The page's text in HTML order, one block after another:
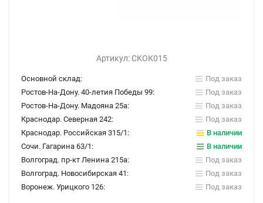
Артикул: СКОК015
Основной склад:
Под заказ
Ростов-На-Дону. 40-летия Победы 99:
Под заказ
Ростов-На-Дону. Мадояна 25а:
Под заказ
Краснодар. Северная 242:
Под заказ
Краснодар. Российская 315/1:
В наличии
Сочи. Гагарина 63/1:
В наличии
Волгоград. пр-кт Ленина 215а:
Под заказ
Волгоград. Новосибирская 41:
Под заказ
Воронеж. Урицкого 126:
Под заказ